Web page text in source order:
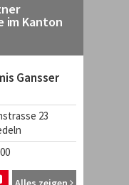
im Kanton
Gansser
23